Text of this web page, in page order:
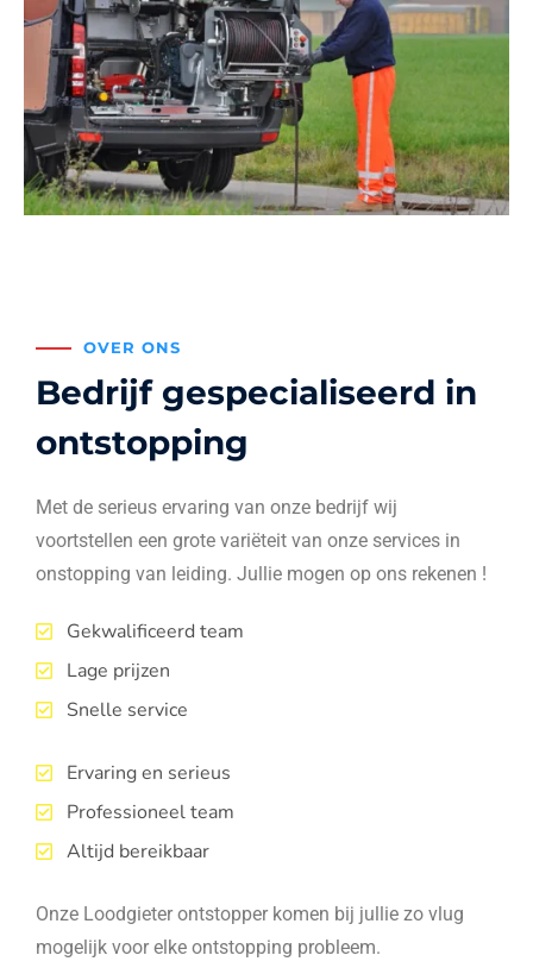
OVER ONS
Bedrijf gespecialiseerd in
ontstopping
Met de serieus ervaring van onze bedrijf wij
voortstellen een grote variëteit van onze services in
onstopping van leiding. Jullie mogen op ons rekenen !
Gekwalificeerd team
Lage prijzen
Snelle service
Ervaring en serieus
Professioneel team
Altijd bereikbaar
Onze Loodgieter ontstopper komen bij jullie zo vlug
mogelijk voor elke ontstopping probleem.